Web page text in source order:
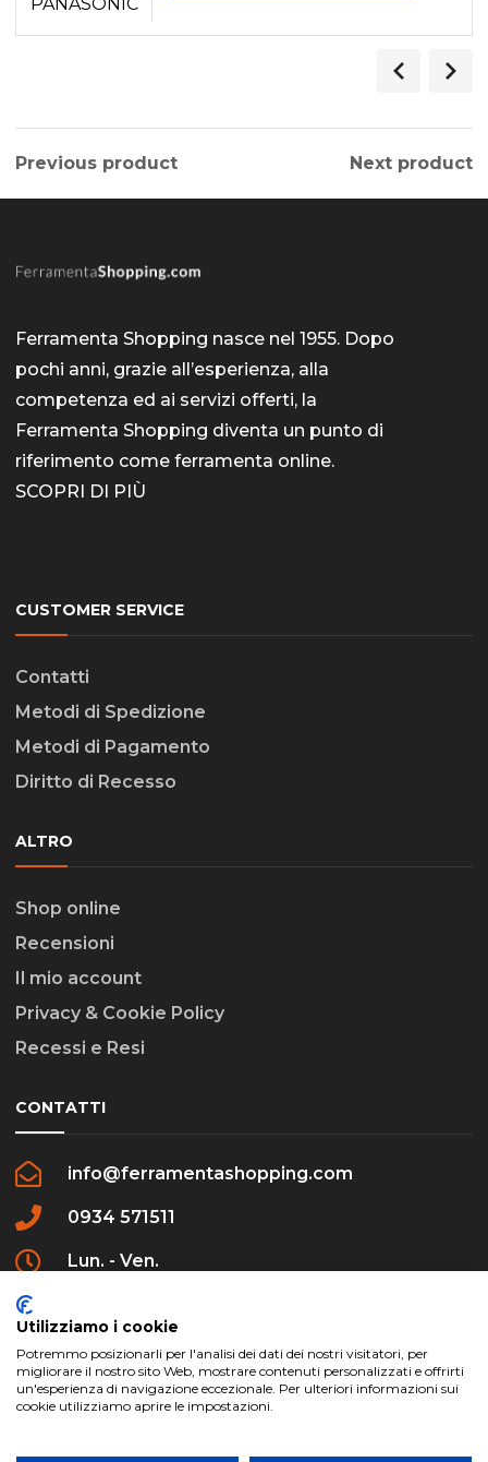
Previous product Next product
Ferramenta Shopping nasce nel 1955. Dopo
pochi anni, grazie all’esperienza, alla
competenza ed ai servizi offerti, la
Ferramenta Shopping diventa un punto di
riferimento come ferramenta online.
SCOPRI DI PIÙ
CUSTOMER SERVICE
Contatti
Metodi di Spedizione
Metodi di Pagamento
Diritto di Recesso
ALTRO
Shop online
Recensioni
Il mio account
Privacy & Cookie Policy
Recessi e Resi
CONTATTI
info@ferramentashopping.com
0934 571511
Lun. - Ven.
Utilizziamo i cookie
Potremmo posizionarli per l'analisi dei dati dei nostri visitatori, per
migliorare il nostro sito Web, mostrare contenuti personalizzati e offrirti
un'esperienza di navigazione eccezionale. Per ulteriori informazioni sui
cookie utilizziamo aprire le impostazioni.